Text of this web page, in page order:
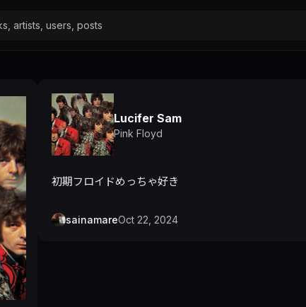
Lucifer Sam
Pink Floyd
初期フロイドめっちゃ好き
sainamareOct 22, 2024